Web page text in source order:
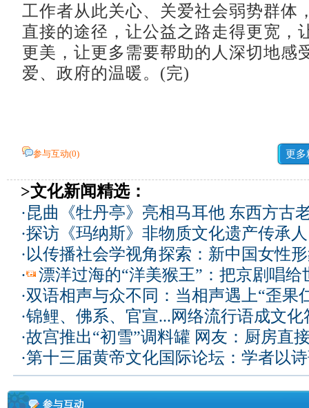
工作者从此关心、关爱社会弱势群体
直接的途径，让公益之路走得更宽，
更美，让更多需要帮助的人深切地感
爱、政府的温暖。(完)
参与互动(0) 更多
>文化新闻精选：
·昆曲《牡丹亭》亮相马耳他 东西方古
·探访《玛纳斯》非物质文化遗产传承
·以传播社会学视角探索：新中国女性
·
漂洋过海的“洋美猴王”：把京剧唱给
·双语相声与众不同：当相声遇上“歪果
·锦鲤、佛系、官宣...网络流行语成文化
·故宫推出“初雪”调料罐 网友：厨房直
·第十三届黄帝文化国际论坛：学者以